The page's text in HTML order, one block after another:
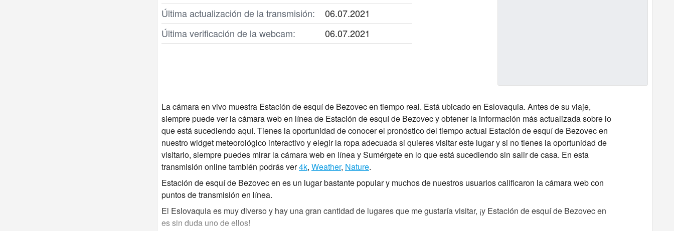
Última actualización de la transmisión:
06.07.2021
Última verificación de la webcam:
06.07.2021
La cámara en vivo muestra Estación de esquí de Bezovec en tiempo real. Está ubicado en Eslovaquia. Antes de su viaje,
siempre puede ver la cámara web en línea de Estación de esquí de Bezovec y obtener la información más actualizada sobre lo
que está sucediendo aquí. Tienes la oportunidad de conocer el pronóstico del tiempo actual Estación de esquí de Bezovec en
nuestro widget meteorológico interactivo y elegir la ropa adecuada si quieres visitar este lugar y si no tienes la oportunidad de
visitarlo, siempre puedes mirar la cámara web en línea y Sumérgete en lo que está sucediendo sin salir de casa. En esta
transmisión online también podrás ver4k, Weather, Nature.
Estación de esquí de Bezovec en es un lugar bastante popular y muchos de nuestros usuarios calificaron la cámara web con
puntos de transmisión en línea.
El Eslovaquia es muy diverso y hay una gran cantidad de lugares que me gustaría visitar, ¡y Estación de esquí de Bezovec en
es sin duda uno de ellos!